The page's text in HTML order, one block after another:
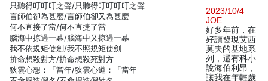
只聽得叮叮叮之聲/只聽得叮叮叮叮之聲
言師伯卻為甚麼/言師伯卻又為甚麼
何不直接了當/何不直捷了當
腦海中掠過一幕/腦海中又掠過一幕
我不依規矩使劍/我不照規矩使劍
拚命想殺對方/拚命想殺死對方
狄雲心想：「當年/狄雲心道：「當年
2023/10/4
JOE
好多年前，在
好讀發現艾西
莫夫的基地系
列，還有科小
說海伯利昂，
讓我在年輕歲